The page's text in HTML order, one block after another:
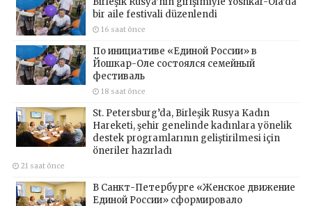
bir aile festivali düzenlendi
16 saat önce
По инициативе «Единой России» в
Йошкар-Оле состоялся семейный
фестиваль
18 saat önce
St. Petersburg’da, Birleşik Rusya Kadın
Hareketi, şehir genelinde kadınlara yönelik
destek programlarının geliştirilmesi için
öneriler hazırladı
21 saat önce
В Санкт-Петербурге «Женское движение
Единой России» сформировало